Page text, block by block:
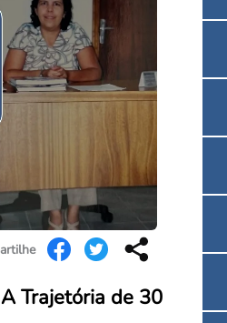
2025/2026 – Piso salarial
e Estabelecimentos
Trajetória de 30